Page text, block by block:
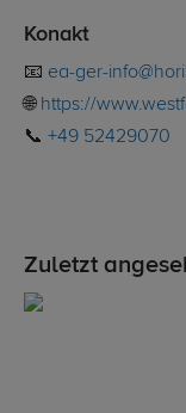
Konakt
📧 ea-ger-
🌐 https://
📞 +49 52429070
Zuletzt